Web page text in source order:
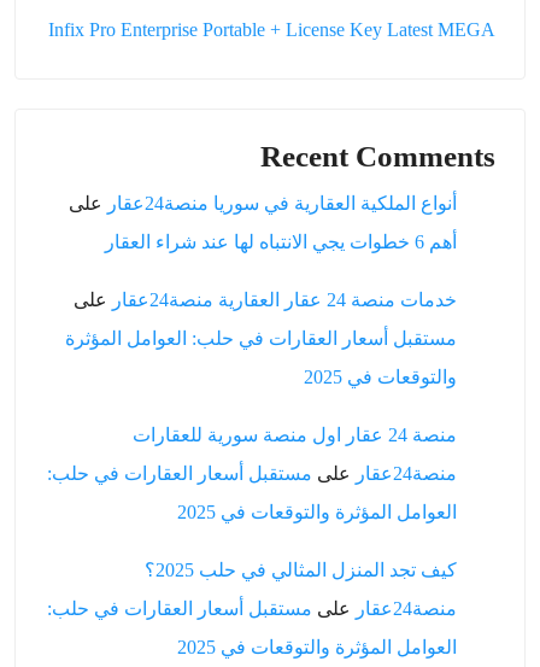
Infix Pro Enterprise Portable + License Key Latest MEGA
Recent Comments
أنواع الملكية العقارية في سوريا منصة24عقار
على
أهم 6 خطوات يجي الانتباه لها عند شراء العقار
خدمات منصة 24 عقار العقارية منصة24عقار
على
مستقبل أسعار العقارات في حلب: العوامل المؤثرة
والتوقعات في 2025
منصة 24 عقار اول منصة سورية للعقارات
منصة24عقار
على مستقبل أسعار العقارات في حلب:
العوامل المؤثرة والتوقعات في 2025
كيف تجد المنزل المثالي في حلب 2025؟
منصة24عقار
على مستقبل أسعار العقارات في حلب:
العوامل المؤثرة والتوقعات في 2025